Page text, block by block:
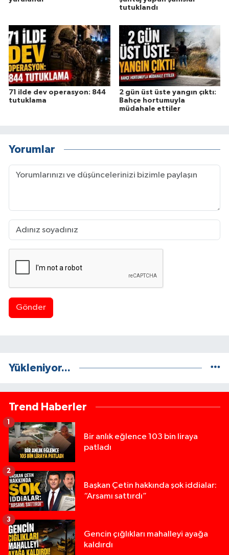
tutuklandı
71 ilde dev operasyon: 844
tutuklama
2 gün üst üste yangın çıktı:
Bahçe hortumuyla
müdahale ettiler
Yorumlar
Gönder
Yükleniyor...
Trend Haberler
Bir anlık eğlence 103 bin liraya
patladı
1
Başkan Çetin hakkında şok iddialar:
“Arsamı sattırdı”
2
Gencin çığlıkları mahalleyi ayağa
kaldırdı
3